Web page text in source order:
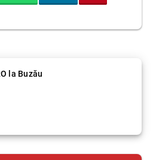
la Buzău